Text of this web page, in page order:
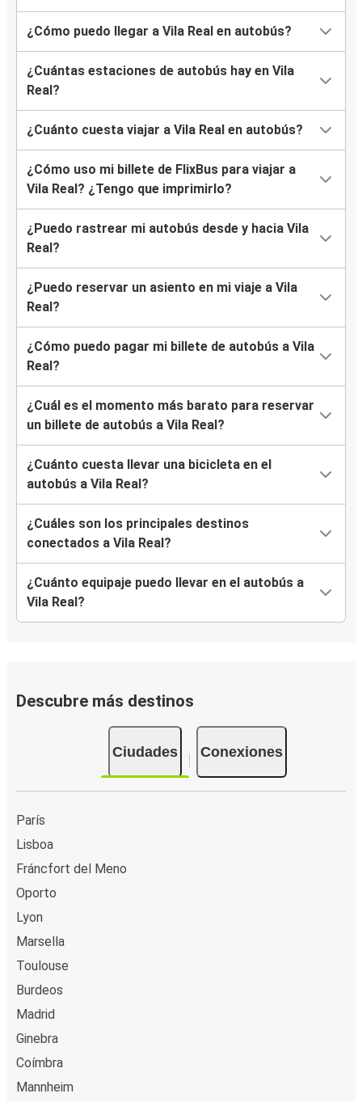
Vila Real
Vila Real
Lyon
Bilbao
Clermont-Ferrand
Valladolid
Vila Real
Vila Real
Bruselas
Lyon
Vila Real
Zamora
San Sebastián
Vila Real
Lausana
Tours
¿Cómo puedo llegar a Vila Real en autobús?
¿Cuántas estaciones de autobús hay en Vila
Real?
¿Cuánto cuesta viajar a Vila Real en autobús?
¿Cómo uso mi billete de FlixBus para viajar a
Vila Real? ¿Tengo que imprimirlo?
¿Puedo rastrear mi autobús desde y hacia Vila
Real?
¿Puedo reservar un asiento en mi viaje a Vila
Real?
¿Cómo puedo pagar mi billete de autobús a Vila
Real?
¿Cuál es el momento más barato para reservar
un billete de autobús a Vila Real?
¿Cuánto cuesta llevar una bicicleta en el
autobús a Vila Real?
¿Cuáles son los principales destinos
conectados a Vila Real?
¿Cuánto equipaje puedo llevar en el autobús a
Vila Real?
Descubre más destinos
Ciudades Conexiones
París
Lisboa
Fráncfort del Meno
Oporto
Lyon
Marsella
Toulouse
Burdeos
Madrid
Ginebra
Coímbra
Mannheim